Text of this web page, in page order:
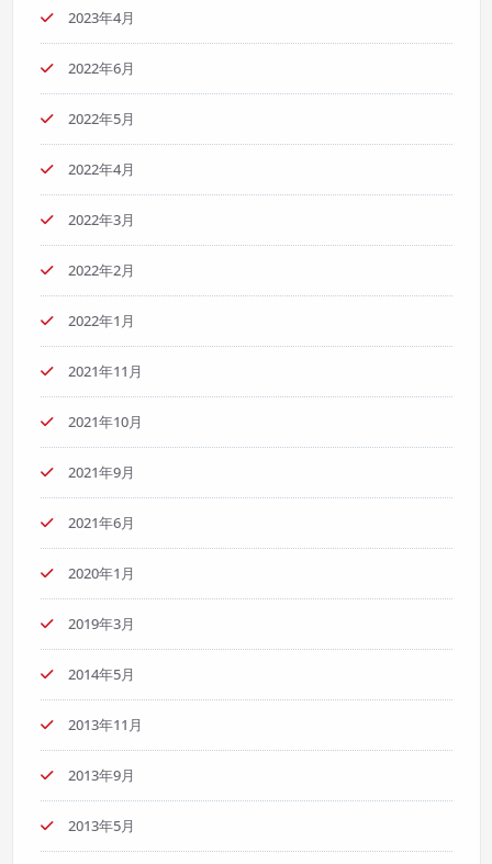
2023年4月
2022年6月
2022年5月
2022年4月
2022年3月
2022年2月
2022年1月
2021年11月
2021年10月
2021年9月
2021年6月
2020年1月
2019年3月
2014年5月
2013年11月
2013年9月
2013年5月